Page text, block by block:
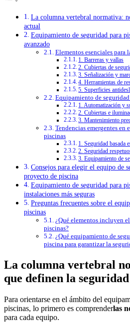
La columna vertebral normativa:
actual
Equipamiento de seguridad para
avanzado
Elementos esenciales para
1. Barreras y vallas
2. Cubiertas de
3. Señalización y
4. Herramientas de
5. Superficies
Equipamiento de
1. Automatización y
2. Cubiertas e
3. Mantenimiento
Tendencias emergentes en
piscinas
1. Seguridad basada
2. Seguridad
3. Equipamiento de
Consejos para elegir el equipo de
proyecto de piscina
Equipamiento de seguridad para
instalaciones más seguras
Preguntas frecuentes sobre el
piscinas
¿Qué elementos incluyen
piscinas?
¿Qué equipamiento de
piscina para garantizar la
La columna vertebral
que definen la
Para orientarse en el ámbito del
piscinas, lo primero es comprenderlas
para cada equipo.